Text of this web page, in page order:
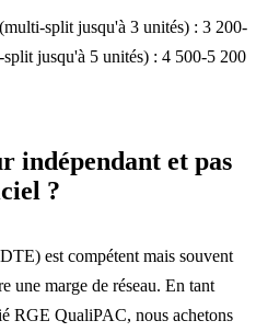
(multi-split jusqu'à 3 unités) : 3 200-
jusqu'à 5 unités) : 4 500-5 200
indépendant et pas
?
est compétent mais souvent
une marge de réseau. En tant
RGE QualiPAC, nous achetons